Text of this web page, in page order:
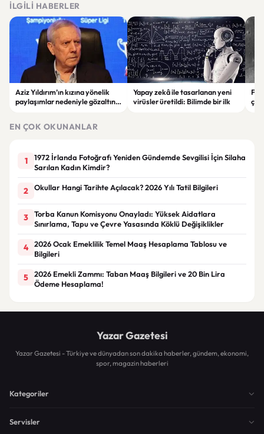
İLGILI HABERLER
Aziz Yıldırım’ın kızına yönelik
paylaşımlar nedeniyle gözaltına
Yapay zekâ ile tasarlanan yeni
virüsler üretildi: Bilimde bir ilk
EN ÇOK OKUNANLAR
1
1972 İrlanda Fotoğrafı Yeniden Gündemde Sevgilisi İçin Silaha
Sarılan Kadın Kimdir?
2 Okullar Hangi Tarihte Açılacak? 2026 Yılı Tatil Bilgileri
3
Torba Kanun Komisyonu Onayladı: Yüksek Aidatlara
Sınırlama, Tapu ve Çevre Yasasında Köklü Değişiklikler
4
2026 Ocak Emeklilik Temel Maaş Hesaplama Tablosu ve
Bilgileri
5
2026 Emekli Zammı: Taban Maaş Bilgileri ve 20 Bin Lira
Ödeme Hesaplama!
Yazar Gazetesi
Yazar Gazetesi - Türkiye ve dünyadan son dakika haberler, gündem, ekonomi,
spor, magazin haberleri
Kategoriler
Servisler